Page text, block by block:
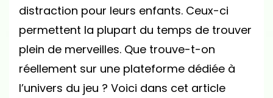
distraction pour leurs enfants. Ceux-ci
permettent la plupart du temps de trouver
plein de merveilles. Que trouve-t-on
réellement sur une plateforme dédiée à
l’univers du jeu ? Voici dans cet article